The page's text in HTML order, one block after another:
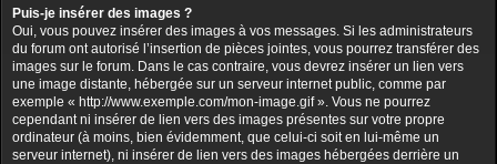
Puis-je insérer des images ?
Oui, vous pouvez insérer des images à vos messages. Si les administrateurs
du forum ont autorisé l’insertion de pièces jointes, vous pourrez transférer des
images sur le forum. Dans le cas contraire, vous devrez insérer un lien vers
une image distante, hébergée sur un serveur internet public, comme par
exemple « http://www.exemple.com/mon-image.gif ». Vous ne pourrez
cependant ni insérer de lien vers des images présentes sur votre propre
ordinateur (à moins, bien évidemment, que celui-ci soit en lui-même un
serveur internet), ni insérer de lien vers des images hébergées derrière un